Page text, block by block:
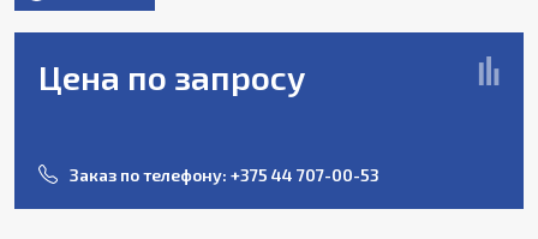
Цена по запросу
Заказ по телефону: +375 44 707-00-53